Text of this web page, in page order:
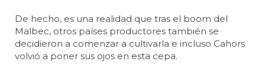
De hecho, es una realidad que tras el boom del
Malbec, otros países productores también se
decidieron a comenzar a cultivarla e incluso Cahors
volvió a poner sus ojos en esta cepa.